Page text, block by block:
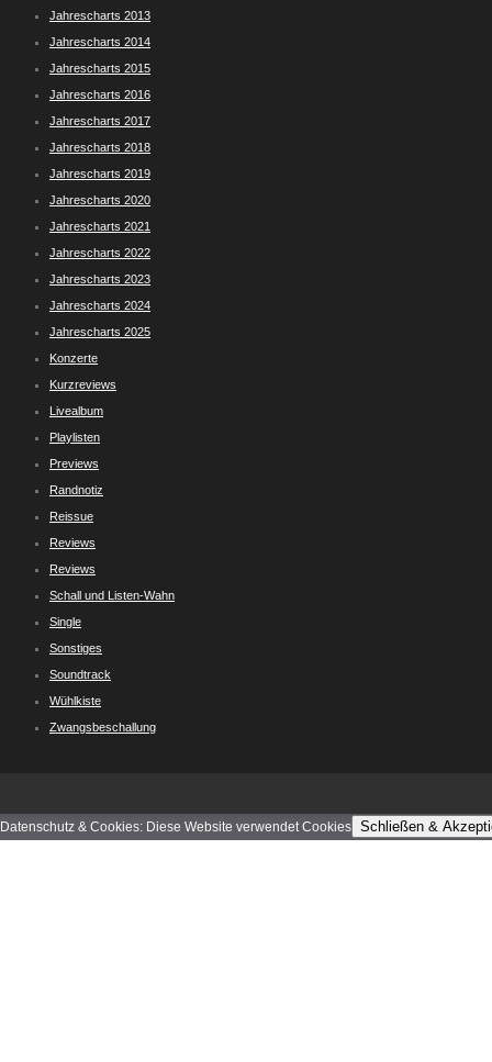
Jahrescharts 2013
Jahrescharts 2014
Jahrescharts 2015
Jahrescharts 2016
Jahrescharts 2017
Jahrescharts 2018
Jahrescharts 2019
Jahrescharts 2020
Jahrescharts 2021
Jahrescharts 2022
Jahrescharts 2023
Jahrescharts 2024
Jahrescharts 2025
Konzerte
Kurzreviews
Livealbum
Playlisten
Previews
Randnotiz
Reissue
Reviews
Reviews
Schall und Listen-Wahn
Single
Sonstiges
Soundtrack
Wühlkiste
Zwangsbeschallung
Datenschutz & Cookies: Diese Website verwendet Cookies Schließen &